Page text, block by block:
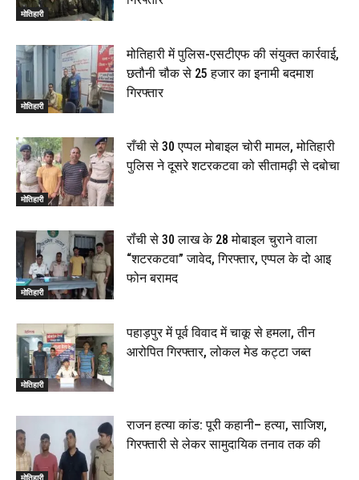
मोतिहारी
मोतिहारी
मोतिहारी में पुलिस-एसटीएफ की संयुक्त कार्रवाई,
छतौनी चौक से 25 हजार का इनामी बदमाश
गिरफ्तार
मोतिहारी
राँची से 30 एप्पल मोबाइल चोरी मामल, मोतिहारी
पुलिस ने दूसरे शटरकटवा को सीतामढ़ी से दबोचा
मोतिहारी
रॉंची से 30 लाख के 28 मोबाइल चुराने वाला
“शटरकटवा” जावेद, गिरफ्तार, एप्पल के दो आइ
फोन बरामद
मोतिहारी
पहाड़पुर में पूर्व विवाद में चाकू से हमला, तीन
आरोपित गिरफ्तार, लोकल मेड कट्टा जब्त
मोतिहारी
राजन हत्या कांड: पूरी कहानी– हत्या, साजिश,
गिरफ्तारी से लेकर सामुदायिक तनाव तक की